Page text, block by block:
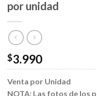
por unidad
$3.990
Venta por Unidad
NOTA: Las fotos de los